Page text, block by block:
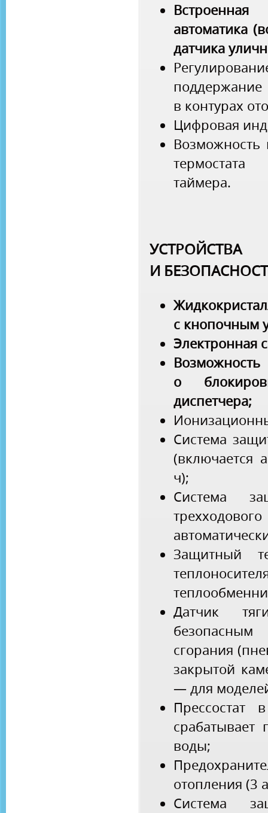
автоматика
датчика
в контурах
Цифровая
Возможность
таймера.
И
с кнопочным
Электронная
о
диспетчера;
Система
(включается
ч);
Система
Защитный
Датчик
сгорания
закрытой
— для
Прессостат
срабатывает
воды;
отопления (3
Система